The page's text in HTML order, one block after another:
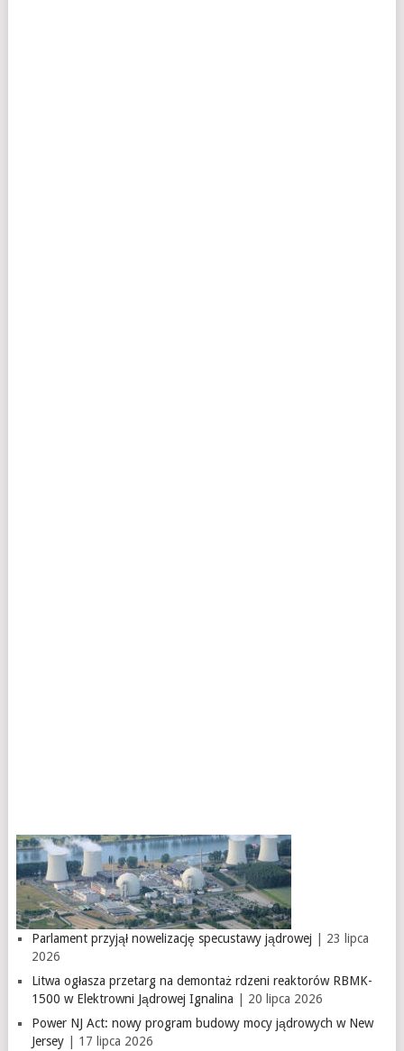
Parlament przyjął nowelizację specustawy jądrowej | 23 lipca
2026
Litwa ogłasza przetarg na demontaż rdzeni reaktorów RBMK-
1500 w Elektrowni Jądrowej Ignalina | 20 lipca 2026
Power NJ Act: nowy program budowy mocy jądrowych w New
Jersey| 17 lipca 2026